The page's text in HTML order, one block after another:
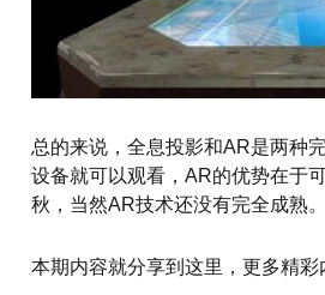
总的来说，全息投影和AR是两种
设备就可以观看，AR的优势在于
秋，当然AR技术还没有完全成熟。
本期内容就分享到这里，更多精彩